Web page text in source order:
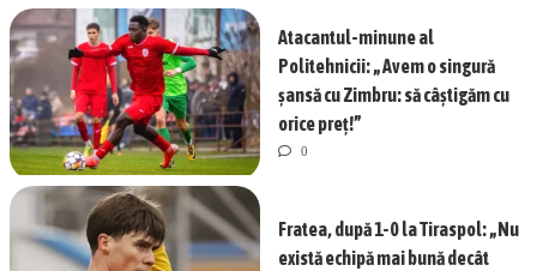
Atacantul-minune al
Politehnicii: „Avem o singură
șansă cu Zimbru: să câștigăm cu
orice preț!”
0
Fratea, după 1-0 la Tiraspol: „Nu
există echipă mai bună decât